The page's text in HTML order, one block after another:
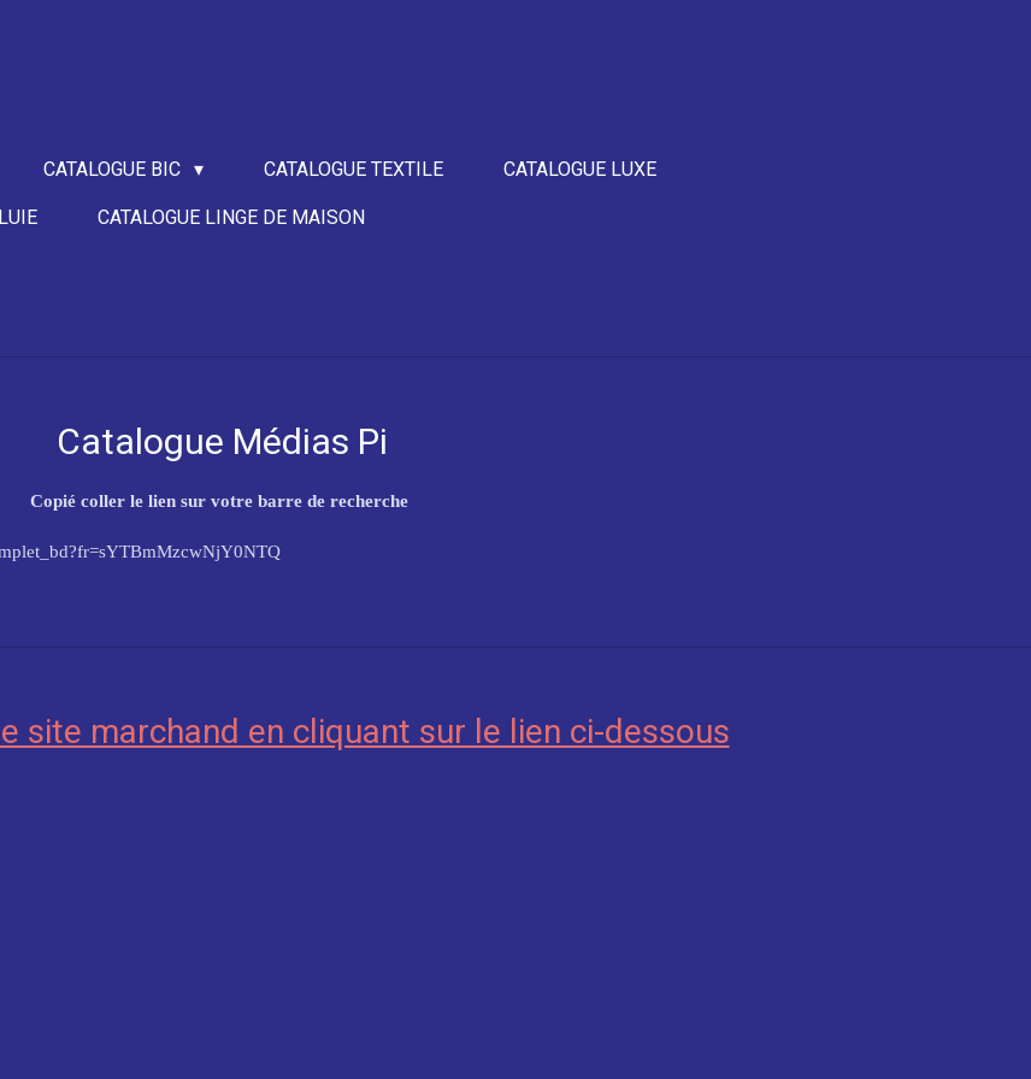
CATALOGUE BIC CATALOGUE TEXTILE CATALOGUE LUXE
CATALOGUE LINGE DE MAISON
Catalogue Médias Pi
Copié coller le lien sur votre barre de recherche
site marchand en cliquant sur le lien ci-dessous